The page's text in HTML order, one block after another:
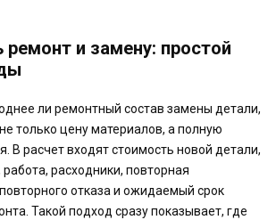
ремонт и замену: простой
ли ремонтный состав замены детали,
только цену материалов, а полную
В расчет входят стоимость новой детали,
работа, расходники, повторная
отказа и ожидаемый срок
Такой подход сразу показывает, где